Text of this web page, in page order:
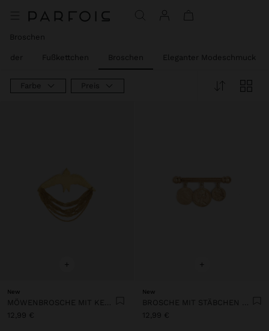
Broschen
Fußkettchen Broschen Eleganter Modeschmuck
Farbe Preis
+
New
MÖWENBROSCHE MIT KETTEN
12,99 €
+
New
BROSCHE MIT STÄBCHEN UND MEDAILLEN
12,99 €